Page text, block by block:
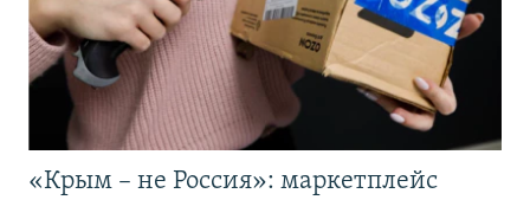
«Крым – не Россия»: маркетплейс